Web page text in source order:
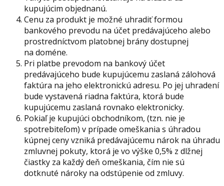
kupujúcim objednanú.
Cenu za produkt je možné uhradiť formou
bankového prevodu na účet predávajúceho alebo
prostredníctvom platobnej brány dostupnej
na doméne.
Pri platbe prevodom na bankový účet
predávajúceho bude kupujúcemu zaslaná zálohová
faktúra na jeho elektronickú adresu. Po jej uhradení
bude vystavená riadna faktúra, ktorá bude
kupujúcemu zaslaná rovnako elektronicky.
Pokiaľ je kupujúci obchodníkom, (tzn. nie je
spotrebiteľom) v prípade omeškania s úhradou
kúpnej ceny vzniká predávajúcemu nárok na úhradu
zmluvnej pokuty, ktorá je vo výške 0,5% z dlžnej
čiastky za každý deň omeškania, čím nie sú
dotknuté nároky na odstúpenie od zmluvy.